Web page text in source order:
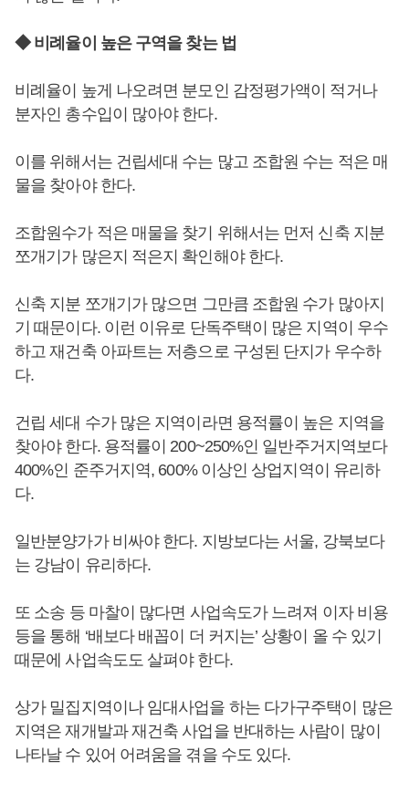
◆ 비례율이 높은 구역을 찾는 법
비례율이 높게 나오려면 분모인 감정평가액이 적거나
분자인 총수입이 많아야 한다.
이를 위해서는 건립세대 수는 많고 조합원 수는 적은 매
물을 찾아야 한다.
조합원수가 적은 매물을 찾기 위해서는 먼저 신축 지분
쪼개기가 많은지 적은지 확인해야 한다.
신축 지분 쪼개기가 많으면 그만큼 조합원 수가 많아지
기 때문이다. 이런 이유로 단독주택이 많은 지역이 우수
하고 재건축 아파트는 저층으로 구성된 단지가 우수하
다.
건립 세대 수가 많은 지역이라면 용적률이 높은 지역을
찾아야 한다. 용적률이 200~250%인 일반주거지역보다
400%인 준주거지역, 600% 이상인 상업지역이 유리하
다.
일반분양가가 비싸야 한다. 지방보다는 서울, 강북보다
는 강남이 유리하다.
또 소송 등 마찰이 많다면 사업속도가 느려져 이자 비용
등을 통해 ‘배보다 배꼽이 더 커지는’ 상황이 올 수 있기
때문에 사업속도도 살펴야 한다.
상가 밀집지역이나 임대사업을 하는 다가구주택이 많은
지역은 재개발과 재건축 사업을 반대하는 사람이 많이
나타날 수 있어 어려움을 겪을 수도 있다.